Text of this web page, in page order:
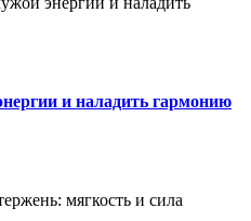
и наладить гармонию